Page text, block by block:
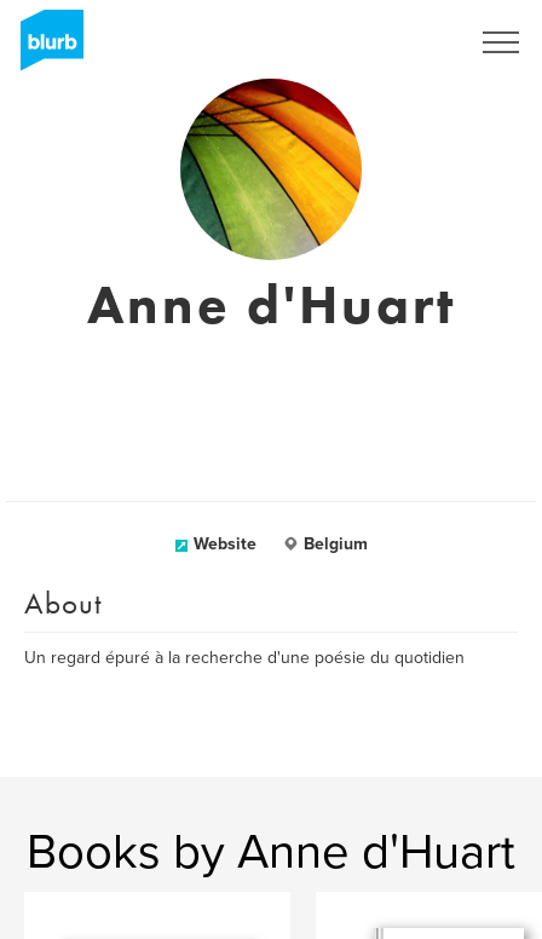
Anne d'Huart
Website Belgium
About
Un regard épuré à la recherche d'une poésie du quotidien
Books by Anne d'Huart